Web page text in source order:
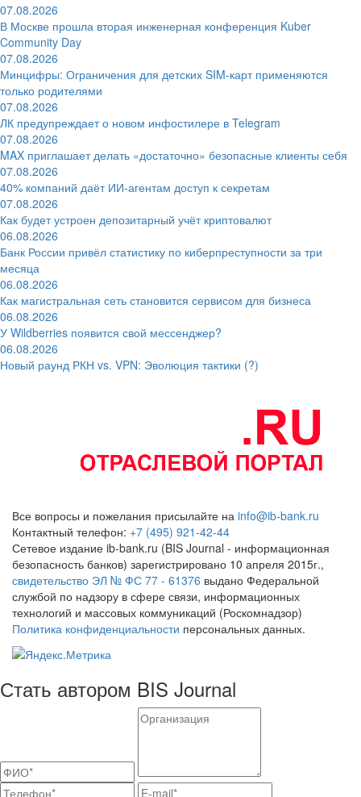
07.08.2026
В Москве прошла вторая инженерная конференция Kuber
Community Day
07.08.2026
Минцифры: Ограничения для детских SIM-карт применяются
только родителями
07.08.2026
ЛК предупреждает о новом инфостилере в Telegram
07.08.2026
MAX приглашает делать «достаточно» безопасные клиенты себя
07.08.2026
40% компаний даёт ИИ‑агентам доступ к секретам
07.08.2026
Как будет устроен депозитарный учёт криптовалют
06.08.2026
Банк России привёл статистику по киберпреступности за три
месяца
06.08.2026
Как магистральная сеть становится сервисом для бизнеса
06.08.2026
У Wildberries появится свой мессенджер?
06.08.2026
Новый раунд РКН vs. VPN: Эволюция тактики (?)
Все вопросы и пожелания присылайте на info@ib-bank.ru
Контактный телефон: +7 (495) 921-42-44
Сетевое издание ib-bank.ru (BIS Journal - информационная
безопасность банков) зарегистрировано 10 апреля 2015г.,
свидетельство ЭЛ № ФС 77 - 61376 выдано Федеральной
службой по надзору в сфере связи, информационных
технологий и массовых коммуникаций (Роскомнадзор)
Политика конфиденциальности персональных данных.
Стать автором BIS Journal